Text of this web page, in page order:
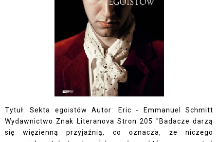
Tytuł: Sekta egoistów Autor: Eric - Emmanuel Schmitt
Wydawnictwo Znak Literanova Stron 205 "Badacze darzą
się więzienną przyjaźnią, co oznacza, że niczego